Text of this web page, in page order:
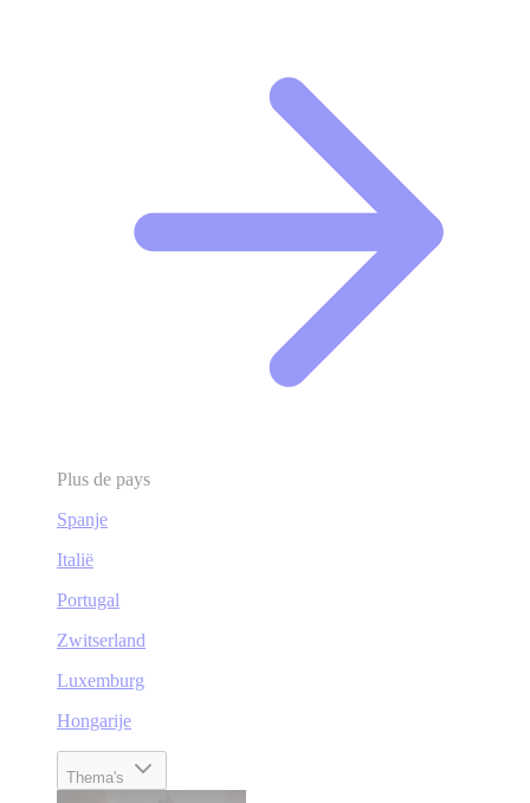
Plus de pays
Spanje
Italië
Portugal
Zwitserland
Luxemburg
Hongarije
Thema's